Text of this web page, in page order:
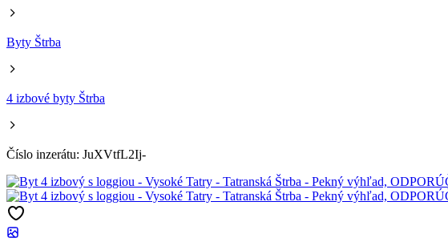
Byty Štrba
4 izbové byty Štrba
Číslo inzerátu: JuXVtfL2Ij-